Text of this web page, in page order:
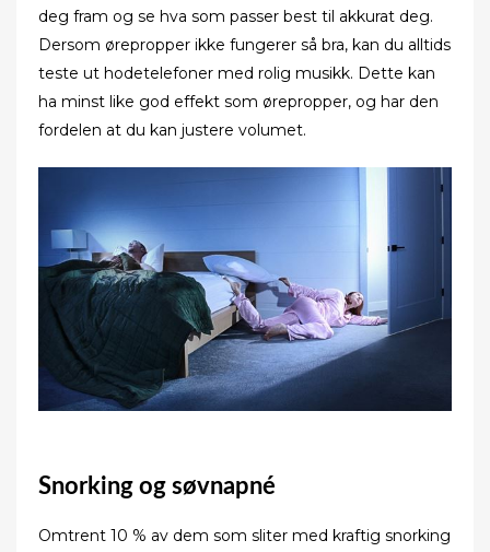
deg fram og se hva som passer best til akkurat deg.
Dersom ørepropper ikke fungerer så bra, kan du alltids
teste ut hodetelefoner med rolig musikk. Dette kan
ha minst like god effekt som ørepropper, og har den
fordelen at du kan justere volumet.
Snorking og søvnapné
Omtrent 10 % av dem som sliter med kraftig snorking